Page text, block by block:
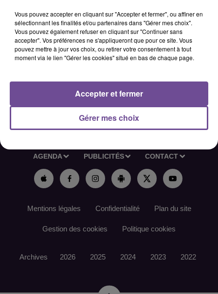
personnes blessées ou accidentées, vers des structures de
soin, tout en respectant les règles d’hygiène, de confort et de
sécurité. Le poste est à pourvoir à temps plein en CDI. Les
débutants sont acceptés.
AGENDA PUBLICITÉS CONTACT
Mentions légales Confidentialité Plan du site
Gestion des cookies Politique cookies
Archives 2026 2025 2024 2023 2022
Vous pouvez accepter en cliquant sur "Accepter et fermer", ou affiner en
sélectionnant les finalités et/ou partenaires dans "Gérer mes choix".
Vous pouvez également refuser en cliquant sur "Continuer sans
accepter". Vos préférences ne s'appliqueront que pour ce site. Vous
pouvez mettre à jour vos choix, ou retirer votre consentement à tout
moment via le lien "Gérer les cookies" situé en bas de chaque page.
Gérer mes choix
Accepter et fermer